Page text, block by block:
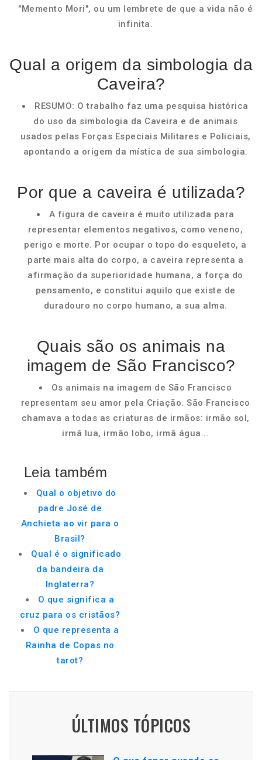
"Memento Mori", ou um lembrete de que a vida não é
infinita.
Qual a origem da simbologia da
Caveira?
RESUMO: O trabalho faz uma pesquisa histórica
do uso da simbologia da Caveira e de animais
usados pelas Forças Especiais Militares e Policiais,
apontando a origem da mística de sua simbologia.
Por que a caveira é utilizada?
A figura de caveira é muito utilizada para
representar elementos negativos, como veneno,
perigo e morte. Por ocupar o topo do esqueleto, a
parte mais alta do corpo, a caveira representa a
afirmação da superioridade humana, a força do
pensamento, e constitui aquilo que existe de
duradouro no corpo humano, a sua alma.
Quais são os animais na
imagem de São Francisco?
Os animais na imagem de São Francisco
representam seu amor pela Criação. São Francisco
chamava a todas as criaturas de irmãos: irmão sol,
irmã lua, irmão lobo, irmã água...
Leia também
Qual o objetivo do
padre José de
Anchieta ao vir para o
Brasil?
Qual é o significado
da bandeira da
Inglaterra?
O que significa a
cruz para os cristãos?
O que representa a
Rainha de Copas no
tarot?
ÚLTIMOS TÓPICOS